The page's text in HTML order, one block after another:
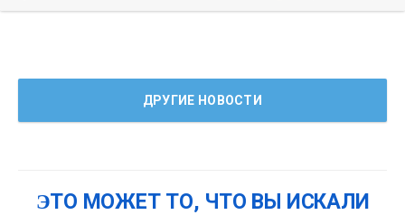
ДРУГИЕ НОВОСТИ
ЭТО МОЖЕТ ТО, ЧТО ВЫ ИСКАЛИ